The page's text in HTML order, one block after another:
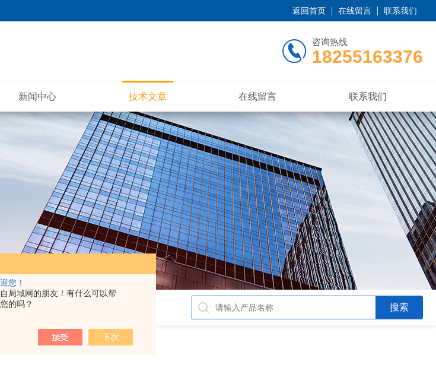
您！
局域网的朋友！有什么可以帮
的吗？
返回首页 在线留言 联系我们
咨询热线
18255163376
新闻中心 技术文章 在线留言 联系我们
，电池制备设备等